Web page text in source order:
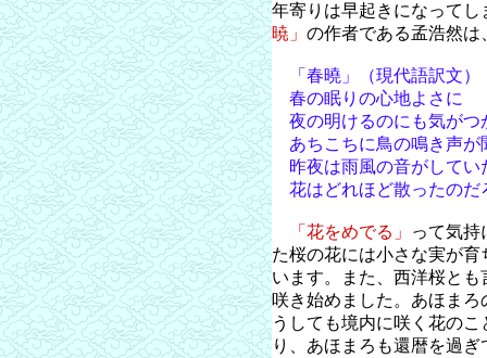
年寄りは早起きになって
暁」 の作者である孟浩然
「春曉」（現代語訳文）
春の眠りの心地よさに
夜の明けるのにも気がつ
あちこちに鳥の鳴き声が
昨夜は雨風の音がしてい
花はどれほど散ったのだ
「花をめでる」
って気持
た桜の花には小さな実が
います。また、西洋桜とも
咲き始めました。あほま
うしても境内に咲く花の
り、あほまろも還暦を過